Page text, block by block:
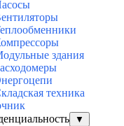
здания
техника
▼